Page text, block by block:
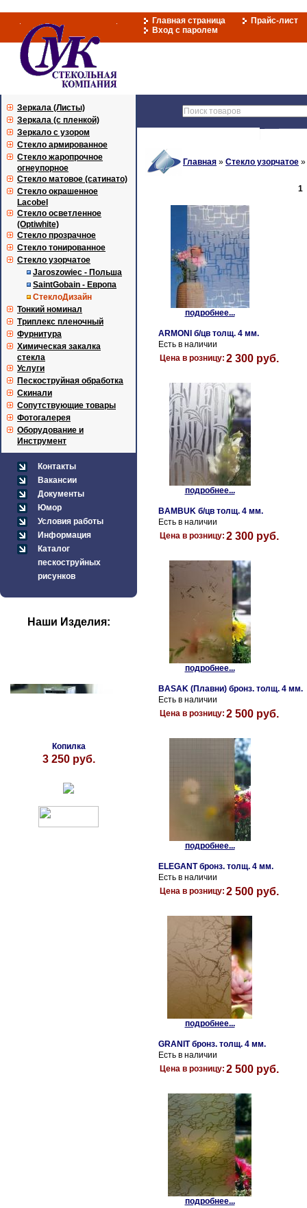
Главная страница
Прайс-лист
Вход с паролем
Зеркала (Листы)
Зеркала (с пленкой)
Зеркало с узором
Стекло армированное
Стекло жаропрочное
огнеупорное
Стекло матовое (сатинато)
Стекло окрашенное
Lacobel
Стекло осветленное
(Optiwhite)
Стекло прозрачное
Стекло тонированное
Стекло узорчатое
Jaroszowiec - Польша
SaintGobain - Европа
СтеклоДизайн
Тонкий номинал
Триплекс пленочный
Фурнитура
Химическая закалка
стекла
Услуги
Пескоструйная обработка
Скинали
Сопутствующие товары
Фотогалерея
Оборудование и
Инструмент
Контакты
Вакансии
Документы
Юмор
Условия работы
Информация
Каталог
пескоструйных
рисунков
Наши Изделия:
Копилка
3 250 руб.
Главная » Стекло узорчатое »
1
подробнее...
ARMONI б/цв толщ. 4 мм.
Есть в наличии
Цена в розницу: 2 300 руб.
подробнее...
BAMBUK б/цв толщ. 4 мм.
Есть в наличии
Цена в розницу: 2 300 руб.
подробнее...
BASAK (Плавни) бронз. толщ. 4 мм.
Есть в наличии
Цена в розницу: 2 500 руб.
подробнее...
ELEGANT бронз. толщ. 4 мм.
Есть в наличии
Цена в розницу: 2 500 руб.
подробнее...
GRANIT бронз. толщ. 4 мм.
Есть в наличии
Цена в розницу: 2 500 руб.
подробнее...